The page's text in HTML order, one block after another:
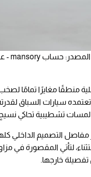
منطقًا مغايرًا تمامًا
سيارات السباق
لمسات تشطيبية تحاكي
التصميم الداخلي
لتأتي المقصورة في
خارجها.